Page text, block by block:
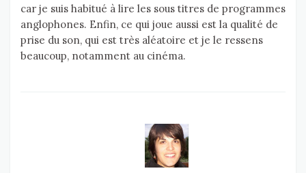
car je suis habitué à lire les sous titres de programmes
anglophones. Enfin, ce qui joue aussi est la qualité de
prise du son, qui est très aléatoire et je le ressens
beaucoup, notamment au cinéma.